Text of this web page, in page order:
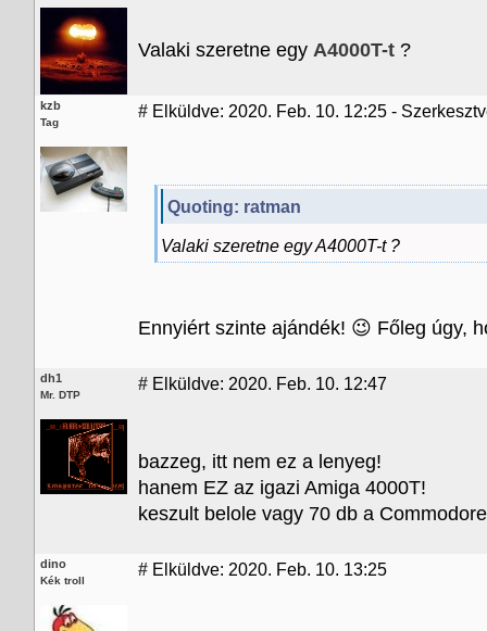
Valaki szeretne egy A4000T-t ?
kzb
Tag
# Elküldve: 2020. Feb. 10. 12:25 -
Quoting: ratman
Valaki szeretne egy A4000T-t ?
Ennyiért szinte ajándék! 😉 Főleg úgy,
dh1
Mr. DTP
# Elküldve: 2020. Feb. 10. 12:47
bazzeg, itt nem ez a lenyeg!
hanem EZ az igazi Amiga 4000T!
keszult belole vagy 70 db a
dino
Kék troll
# Elküldve: 2020. Feb. 10. 13:25